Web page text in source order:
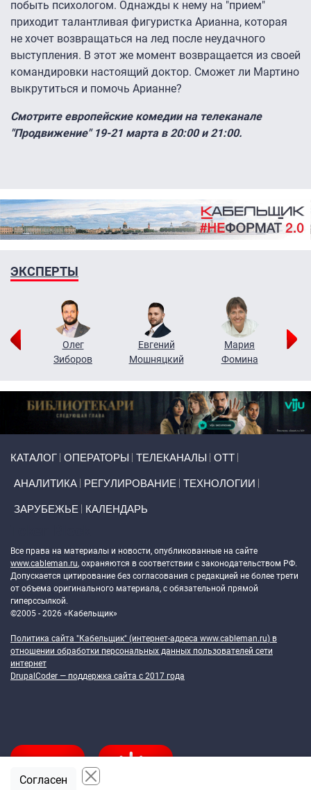
побыть психологом. Однажды к нему на "прием"
приходит талантливая фигуристка Арианна, которая
не хочет возвращаться на лед после неудачного
выступления. В этот же момент возвращается из своей
командировки настоящий доктор. Сможет ли Мартино
выкрутиться и помочь Арианне?
Смотрите европейские комедии на телеканале
"Продвижение" 19-21 марта в 20:00 и 21:00.
ЭКСПЕРТЫ
Олег
Зиборов
Евгений
Мошняцкий
Мария
Фомина
КАТАЛОГ ОПЕРАТОРЫ ТЕЛЕКАНАЛЫ ОТТ
АНАЛИТИКА РЕГУЛИРОВАНИЕ ТЕХНОЛОГИИ
ЗАРУБЕЖЬЕ КАЛЕНДАРЬ
Все права на материалы и новости, опубликованные на сайте
www.cableman.ru, охраняются в соответствии с законодательством РФ.
Допускается цитирование без согласования с редакцией не более трети
от объема оригинального материала, с обязательной прямой
гиперссылкой.
©2005 - 2026 «Кабельщик»
Политика сайта "Кабельщик" (интернет-адреса www.cableman.ru) в
отношении обработки персональных данных пользователей сети
интернет
DrupalCoder — поддержка сайта c 2017 года
Согласен